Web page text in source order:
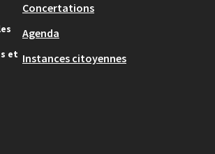
et
Concertations
Agenda
Instances citoyennes